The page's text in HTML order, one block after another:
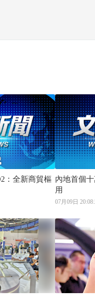
：全新商貿樞 內地首個
用
07月09日